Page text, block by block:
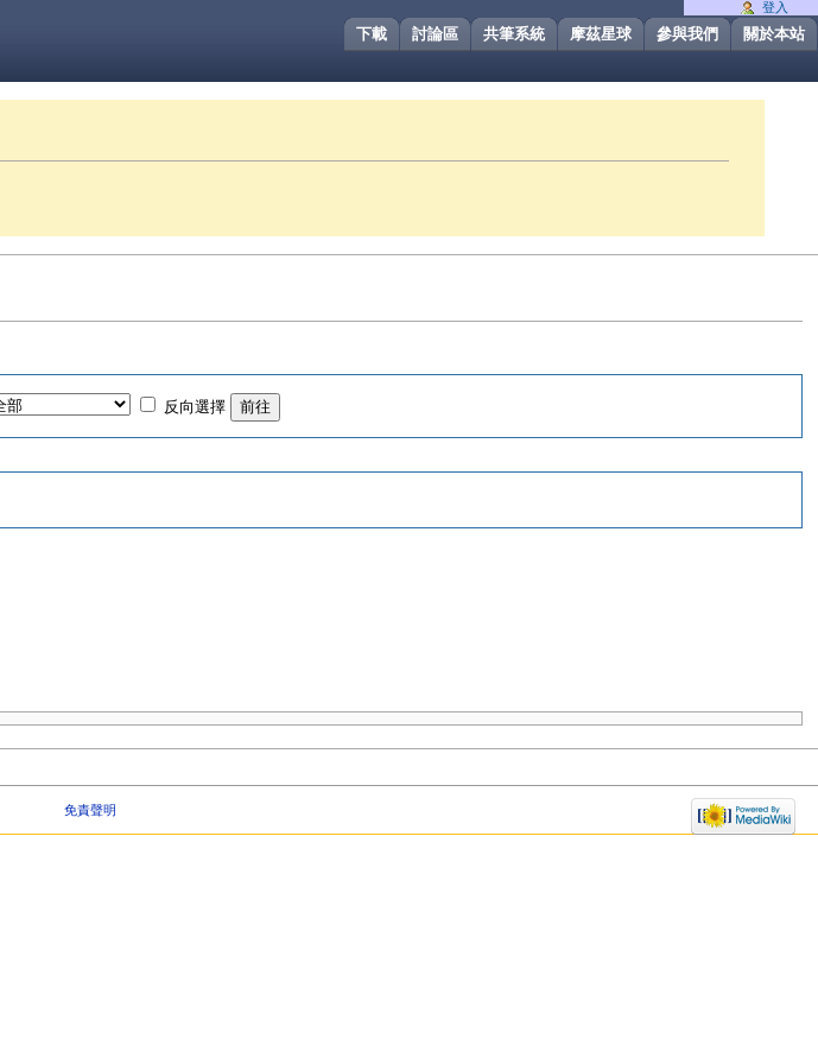
關於本站
參與我們
摩茲星球
共筆系統
討論區
下載
反向選擇
登入
免責聲明